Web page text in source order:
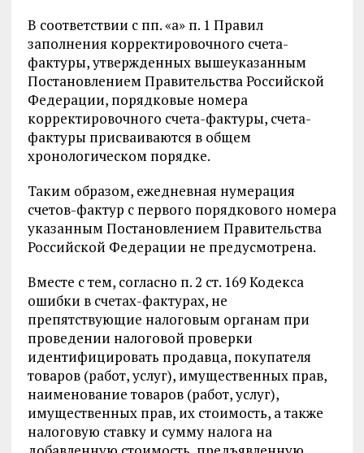
В соответствии с пп. «а» п. 1 Правил
заполнения корректировочного счета-
фактуры, утвержденных вышеуказанным
Постановлением Правительства Российской
Федерации, порядковые номера
корректировочного счета-фактуры, счета-
фактуры присваиваются в общем
хронологическом порядке.
Таким образом, ежедневная нумерация
счетов-фактур с первого порядкового номера
указанным Постановлением Правительства
Российской Федерации не предусмотрена.
Вместе с тем, согласно п. 2 ст. 169 Кодекса
ошибки в счетах-фактурах, не
препятствующие налоговым органам при
проведении налоговой проверки
идентифицировать продавца, покупателя
товаров (работ, услуг), имущественных прав,
наименование товаров (работ, услуг),
имущественных прав, их стоимость, а также
налоговую ставку и сумму налога на